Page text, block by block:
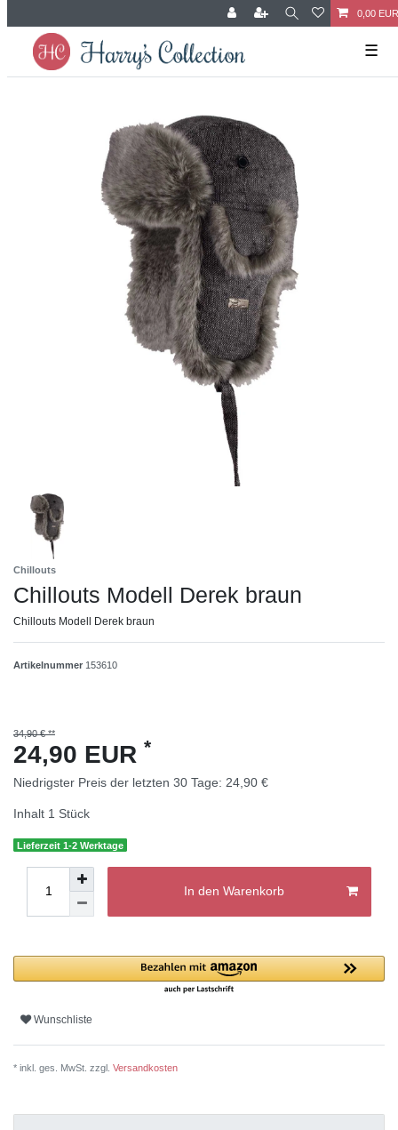
0,00 EUR
☰
Chillouts
Chillouts Modell Derek braun
Chillouts Modell Derek braun
Artikelnummer 153610
34,90 € **
24,90 EUR *
Niedrigster Preis der letzten 30 Tage: 24,90 €
Inhalt 1 Stück
Lieferzeit 1-2 Werktage
In den Warenkorb
Wunschliste
* inkl. ges. MwSt. zzgl. Versandkosten